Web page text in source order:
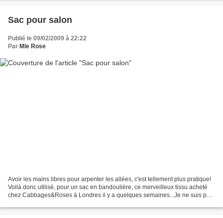
Sac pour salon
Publié le 09/02/2009 à 22:22
Par Mle Rose
Avoir les mains libres pour arpenter les allées, c'est tellement plus pratique!
Voilà donc utilisé, pour un sac en bandoulière, ce merveilleux tissu acheté
chez Cabbages&Roses à Londres il y a quelques semaines...Je ne suis pas